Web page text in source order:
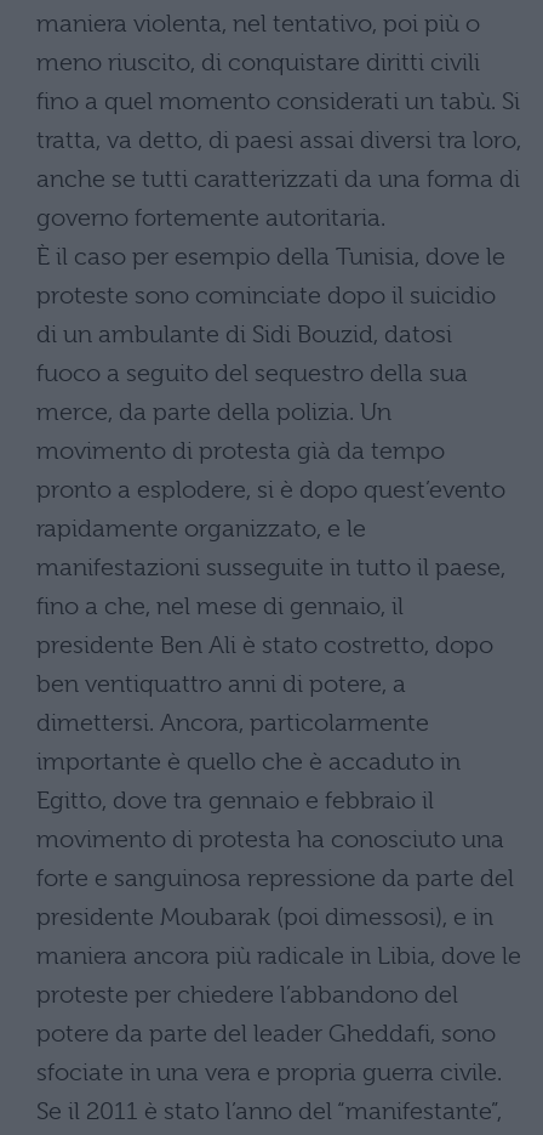
maniera violenta, nel tentativo, poi più o
meno riuscito, di conquistare diritti civili
fino a quel momento considerati un tabù. Si
tratta, va detto, di paesi assai diversi tra loro,
anche se tutti caratterizzati da una forma di
governo fortemente autoritaria.
È il caso per esempio della Tunisia, dove le
proteste sono cominciate dopo il suicidio
di un ambulante di Sidi Bouzid, datosi
fuoco a seguito del sequestro della sua
merce, da parte della polizia. Un
movimento di protesta già da tempo
pronto a esplodere, si è dopo quest’evento
rapidamente organizzato, e le
manifestazioni susseguite in tutto il paese,
fino a che, nel mese di gennaio, il
presidente Ben Ali è stato costretto, dopo
ben ventiquattro anni di potere, a
dimettersi. Ancora, particolarmente
importante è quello che è accaduto in
Egitto, dove tra gennaio e febbraio il
movimento di protesta ha conosciuto una
forte e sanguinosa repressione da parte del
presidente Moubarak (poi dimessosi), e in
maniera ancora più radicale in Libia, dove le
proteste per chiedere l’abbandono del
potere da parte del leader Gheddafi, sono
sfociate in una vera e propria guerra civile.
Se il 2011 è stato l’anno del “manifestante”,